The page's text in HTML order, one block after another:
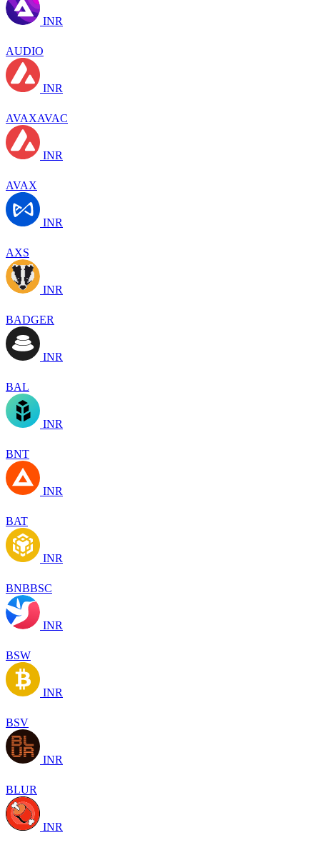
INR
AUDIO
INR
AVAXAVAC
INR
AVAX
INR
AXS
INR
BADGER
INR
BAL
INR
BNT
INR
BAT
INR
BNBBSC
INR
BSW
INR
BSV
INR
BLUR
INR